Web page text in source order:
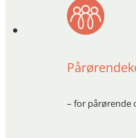
– for pårørende